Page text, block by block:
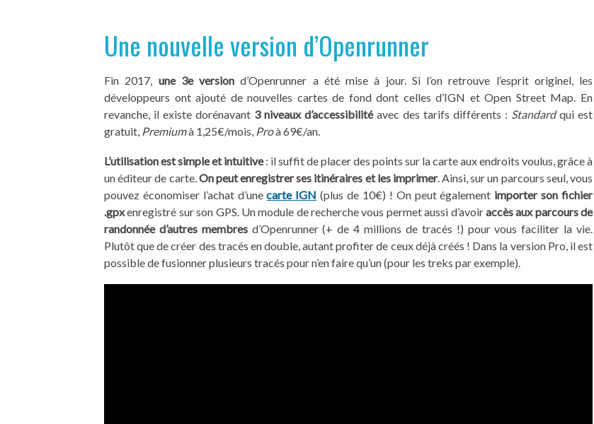
Une nouvelle version d’Openrunner
Fin 2017, une 3e version d’Openrunner a été mise à jour. Si l’on retrouve l’esprit originel, les
développeurs ont ajouté de nouvelles cartes de fond dont celles d’IGN et Open Street Map. En
revanche, il existe dorénavant 3 niveaux d’accessibilitéavec des tarifs différents : Standardqui est
gratuit, Premiumà 1,25€/mois, Proà 69€/an.
L’utilisation est simple et intuitive: il suffit de placer des points sur la carte aux endroits voulus, grâce à
un éditeur de carte. On peut enregistrer ses itinéraires et les imprimer. Ainsi, sur un parcours seul, vous
pouvez économiser l’achat d’unecarte IGN (plus de 10€) ! On peut également importer son fichier
.gpxenregistré sur son GPS. Un module de recherche vous permet aussi d’avoiraccès aux parcours de
randonnée d’autres membresd’Openrunner (+ de 4 millions de tracés !) pour vous faciliter la vie.
Plutôt que de créer des tracés en double, autant profiter de ceux déjà créés ! Dans la version Pro, il est
possible de fusionner plusieurs tracés pour n’en faire qu’un (pour les treks par exemple).